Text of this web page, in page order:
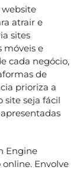
website
atrair e
sites
móveis e
cada negócio,
de
prioriza a
site seja fácil
Engine
Envolve